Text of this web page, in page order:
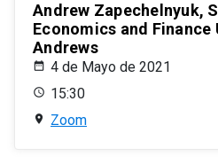
Andrew Zapechelnyuk,
Economics and
Andrews
4 de Mayo de 2021
15:30
Zoom